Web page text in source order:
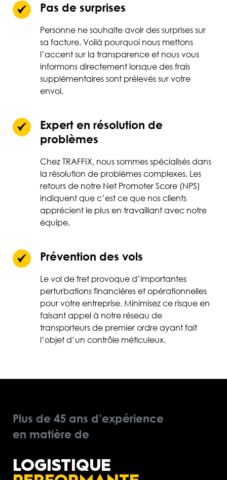
Pas de surprises
Personne ne souhaite avoir des surprises sur
sa facture. Voilà pourquoi nous mettons
l’accent sur la transparence et nous vous
informons directement lorsque des frais
supplémentaires sont prélevés sur votre
envoi.
Expert en résolution de
problèmes
Chez TRAFFIX, nous sommes spécialisés dans
la résolution de problèmes complexes. Les
retours de notre Net Promoter Score (NPS)
indiquent que c’est ce que nos clients
apprécient le plus en travaillant avec notre
équipe.
Prévention des vols
Le vol de fret provoque d’importantes
perturbations financières et opérationnelles
pour votre entreprise. Minimisez ce risque en
faisant appel à notre réseau de
transporteurs de premier ordre ayant fait
l’objet d’un contrôle méticuleux.
Plus de 45 ans d’expérience
en matière de
LOGISTIQUE